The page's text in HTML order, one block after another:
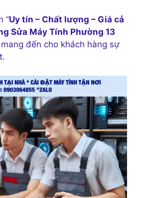
“Uy tín – Chất lượng – Giá cả
Sửa Máy Tính Phường 13
đến cho khách hàng sự